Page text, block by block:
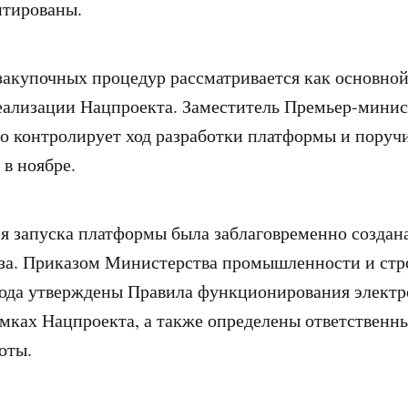
процедур рассматривается как
Нацпроекта. Заместитель Премьер-
контролирует ход разработки платформы и
ноябре.
запуска платформы была заблаговременно
Приказом Министерства промышленности и
утверждены Правила функционирования
Нацпроекта, а также определены